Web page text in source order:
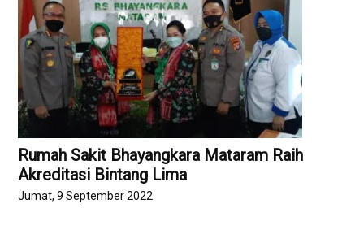
Rumah Sakit Bhayangkara Mataram Raih
Akreditasi Bintang Lima
Jumat, 9 September 2022